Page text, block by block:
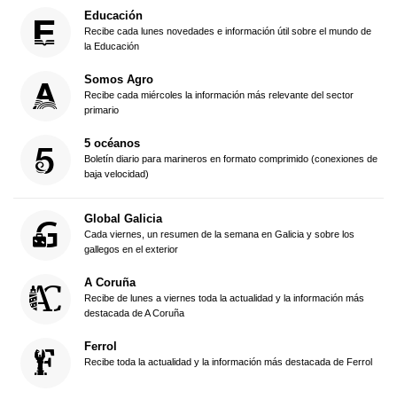
Educación
Recibe cada lunes novedades e información útil sobre el mundo de
la Educación
Somos Agro
Recibe cada miércoles la información más relevante del sector
primario
5 océanos
Boletín diario para marineros en formato comprimido (conexiones de
baja velocidad)
Global Galicia
Cada viernes, un resumen de la semana en Galicia y sobre los
gallegos en el exterior
A Coruña
Recibe de lunes a viernes toda la actualidad y la información más
destacada de A Coruña
Ferrol
Recibe toda la actualidad y la información más destacada de Ferrol